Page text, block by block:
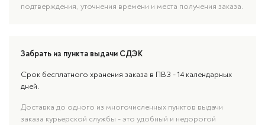
подтверждения, уточнения времени и места получения заказа.
Забрать из пункта выдачи СДЭК
Срок бесплатного хранения заказа в ПВЗ - 14 календарных
дней.
Доставка до одного из многочисленных пунктов выдачи
заказа курьерской службы - это удобный и недорогой